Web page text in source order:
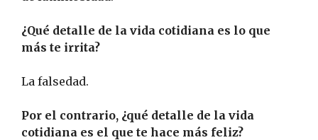
¿Qué detalle de la vida cotidiana es lo que
más te irrita?
La falsedad.
Por el contrario, ¿qué detalle de la vida
cotidiana es el que te hace más feliz?